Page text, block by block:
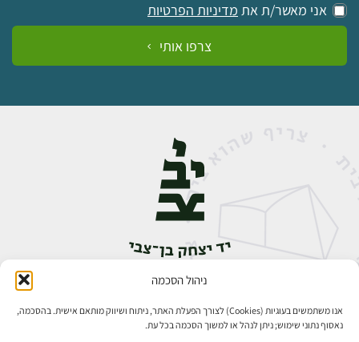
ניהול הסכמה
אנו משתמשים בעוגיות (Cookies) לצורך הפעלת האתר, ניתוח ושיווק מותאם אישית. בהסכמה,
נאסוף נתוני שימוש; ניתן לנהל או למשוך הסכמה בכל עת.
אני מאשר/ת את מדיניות הפרטיות
צרפו אותי
אבן גבירול 14, רחביה, ירושלים